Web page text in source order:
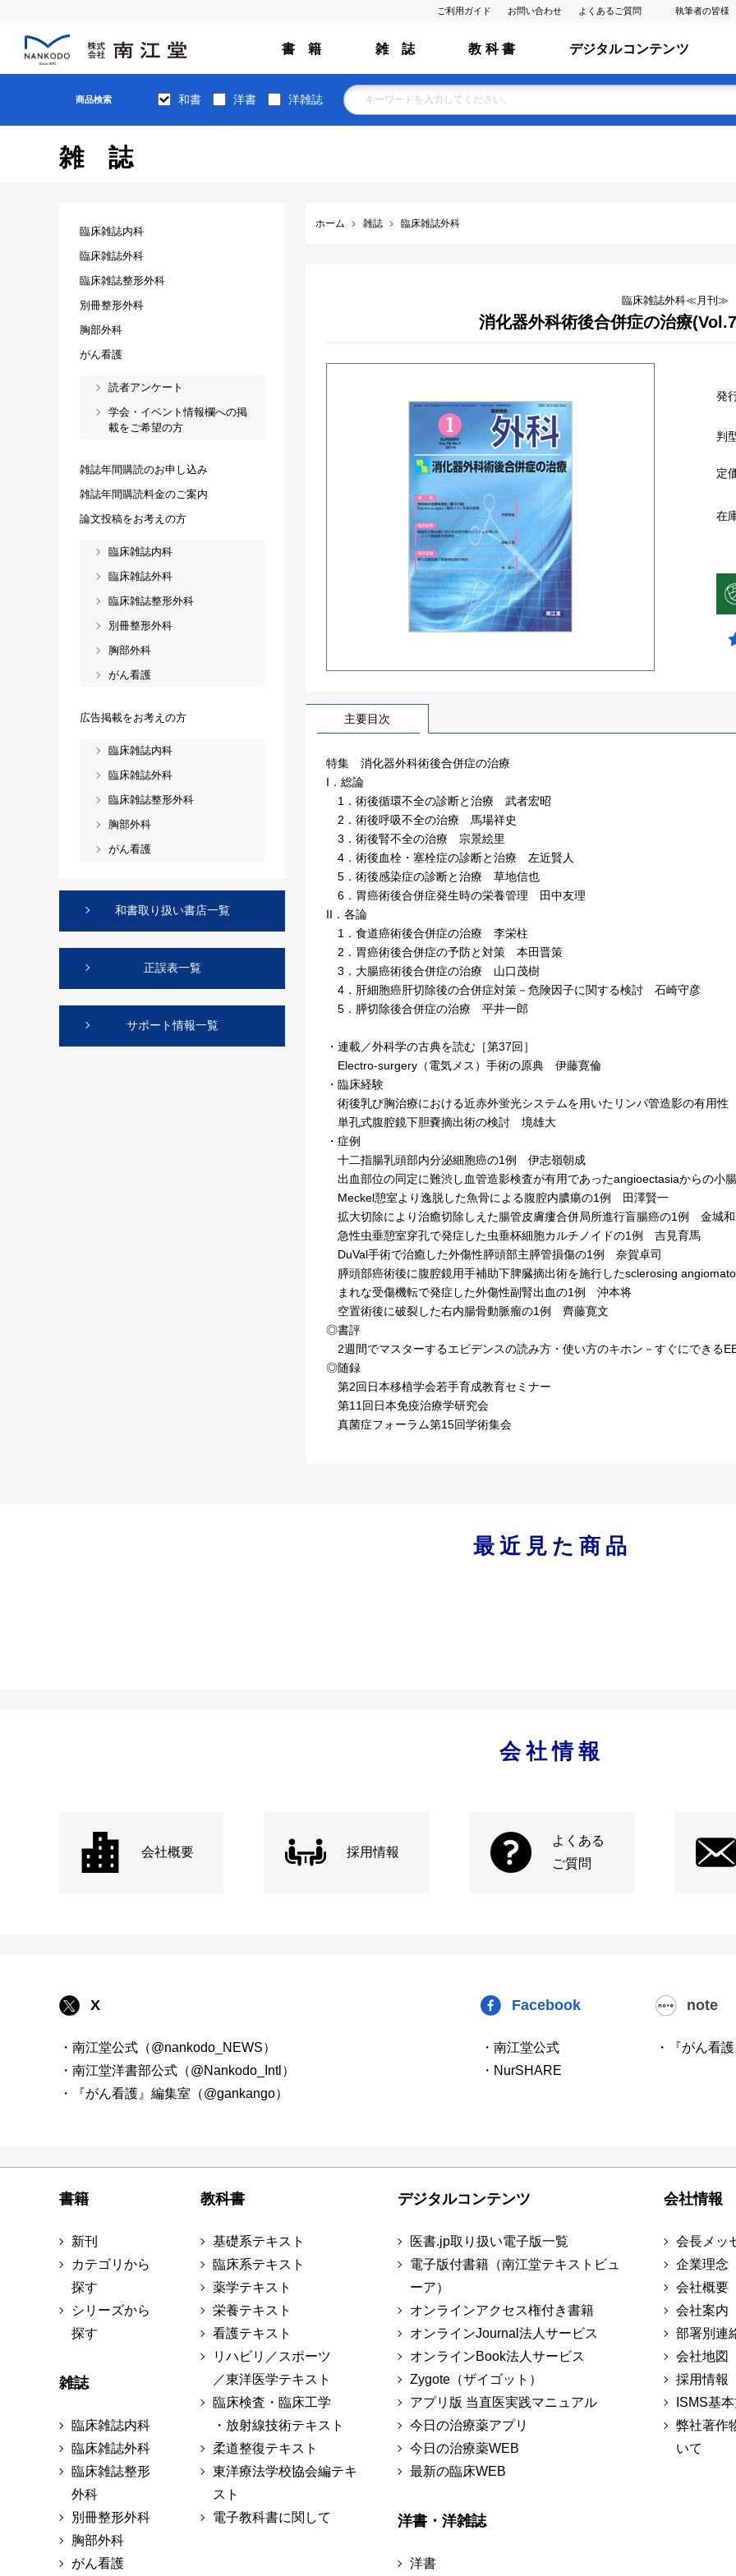
ご利用ガイド お問い合わせ よくあるご質問 執筆者の皆様
書 籍 雑 誌 教 科 書 デジタルコンテンツ
商品検索 和書 洋書 洋雑誌
雑誌
ホーム 雑誌 臨床雑誌外科
臨床雑誌外科≪月刊≫
消化器外科術後合併症の治療
発
判
在
定
主要目次
特集 消化器外科術後合併症の治療
I．総論
1．術後循環不全の診断と治療 武者宏昭
2．術後呼吸不全の治療 馬場祥史
3．術後腎不全の治療 宗景絵里
4．術後血栓・塞栓症の診断と治療 左近賢人
5．術後感染症の診断と治療 草地信也
6．胃癌術後合併症発生時の栄養管理 田中友理
II．各論
1．食道癌術後合併症の治療 李栄柱
2．胃癌術後合併症の予防と対策 本田晋策
3．大腸癌術後合併症の治療 山口茂樹
4．肝細胞癌肝切除後の合併症対策－危険因子に関する検討 石崎守彦
5．膵切除後合併症の治療 平井一郎
・連載／外科学の古典を読む［第37回］
Electro-surgery（電気メス）手術の原典 伊藤寛倫
・臨床経験
術後乳び胸治療における近赤外蛍光システムを用いたリンパ管造影の有用
単孔式腹腔鏡下胆嚢摘出術の検討 境雄大
・症例
十二指腸乳頭部内分泌細胞癌の1例 伊志嶺朝成
出血部位の同定に難渋し血管造影検査が有用であったangioectasiaからの小
Meckel憩室より逸脱した魚骨による腹腔内膿瘍の1例 田澤賢一
拡大切除により治癒切除しえた腸管皮膚瘻合併局所進行盲腸癌の1例 金城
急性虫垂憩室穿孔で発症した虫垂杯細胞カルチノイドの1例 吉見育馬
DuVal手術で治癒した外傷性膵頭部主膵管損傷の1例 奈賀卓司
膵頭部癌術後に腹腔鏡用手補助下脾臓摘出術を施行したsclerosing
まれな受傷機転で発症した外傷性副腎出血の1例 沖本将
空置術後に破裂した右内腸骨動脈瘤の1例 齊藤寛文
◎書評
2週間でマスターするエビデンスの読み方・使い方のキホン－すぐにできる
◎随録
第2回日本移植学会若手育成教育セミナー
第11回日本免疫治療学研究会
真菌症フォーラム第15回学術集会
臨床雑誌内科
臨床雑誌外科
臨床雑誌整形外科
別冊整形外科
胸部外科
がん看護
読者アンケート
学会・イベント情報欄への掲
載をご希望の方
雑誌年間購読のお申し込み
雑誌年間購読料金のご案内
論文投稿をお考えの方
臨床雑誌内科
臨床雑誌外科
臨床雑誌整形外科
別冊整形外科
胸部外科
がん看護
広告掲載をお考えの方
臨床雑誌内科
臨床雑誌外科
臨床雑誌整形外科
胸部外科
がん看護
和書取り扱い書店一覧
正誤表一覧
サポート情報一覧
最近見た商品
会社情報
会社概要 採用情報
よくある
ご質問
X
・南江堂公式（@nankodo_NEWS）
・南江堂洋書部公式（@Nankodo_Intl）
・『がん看護』編集室（@gankango）
Facebook
・南江堂公式
・NurSHARE
note
・『がん看
書籍
新刊
カテゴリから
探す
シリーズから
探す
雑誌
臨床雑誌内科
臨床雑誌外科
臨床雑誌整形
外科
別冊整形外科
胸部外科
がん看護
教科書
基礎系テキスト
臨床系テキスト
薬学テキスト
栄養テキスト
看護テキスト
リハビリ／スポーツ
／東洋医学テキスト
臨床検査・臨床工学
・放射線技術テキスト
柔道整復テキスト
東洋療法学校協会編テキ
スト
電子教科書に関して
デジタルコンテンツ
医書.jp取り扱い電子版一覧
電子版付書籍（南江堂テキストビュ
ーア）
オンラインアクセス権付き書籍
オンラインJournal法人サービス
オンラインBook法人サービス
Zygote（ザイゴット）
アプリ版 当直医実践マニュアル
今日の治療薬アプリ
今日の治療薬WEB
最新の臨床WEB
洋書・洋雑誌
洋書
会社情報
会長メッ
企業理念
会社概要
会社案内
部署別連
会社地図
採用情報
ISMS基
弊社著作
いて